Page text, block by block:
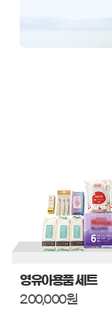
영유아용품 세트
200,000원